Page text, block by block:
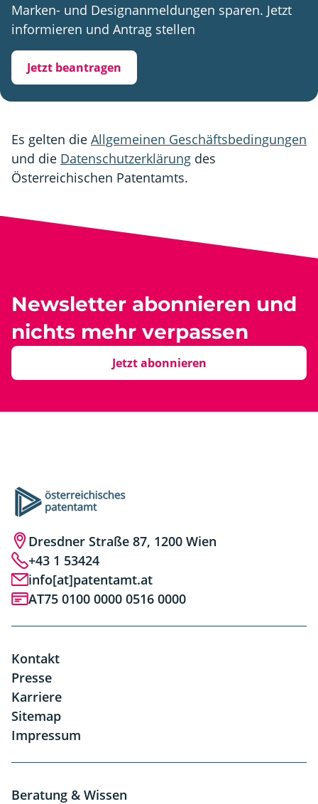
Marken- und Designanmeldungen sparen. Jetzt
informieren und Antrag stellen
Jetzt beantragen
Es gelten die Allgemeinen Geschäftsbedingungen
und die Datenschutzerklärung des
Österreichischen Patentamts.
Newsletter abonnieren und
nichts mehr verpassen
Jetzt abonnieren
Dresdner Straße 87, 1200 Wien
+43 1 53424
info[at]patentamt.at
AT75 0100 0000 0516 0000
Kontakt
Presse
Karriere
Sitemap
Impressum
Beratung & Wissen